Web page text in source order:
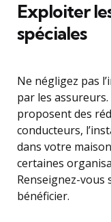
Exploiter
spéciales
Ne négligez pas
par les
proposent des
conducteurs,
dans votre
certaines
Renseignez-vous
bénéficier.